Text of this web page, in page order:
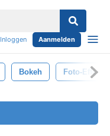
Inloggen Aanmelden
Bokeh Foto-